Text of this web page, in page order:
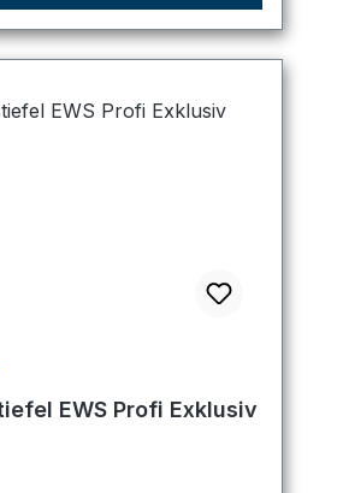
Bewertung von 5 von 5 Sternen
EWS Profi Exklusiv